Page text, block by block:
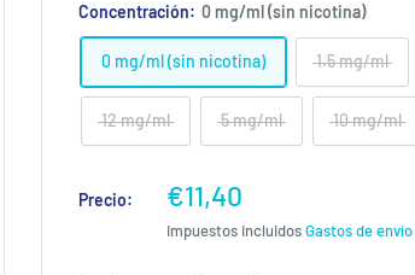
Concentración: 0 mg/ml (sin nicotina)
0 mg/ml (sin nicotina) 1.5 mg/ml
12 mg/ml 5 mg/ml 10 mg/ml
Precio:
Precio
de
venta
€11,40
Impuestos incluidosGastos de envío